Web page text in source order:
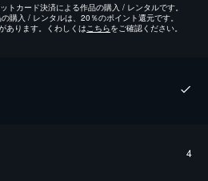
トカード決済による作品の購入 / レンタルです。
購入 / レンタルは、20％のポイント還元です。
あります。くわしくはこちらをご確認ください。
4